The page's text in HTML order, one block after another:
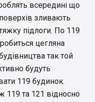
всередині що
зливають
підлоги. По 119
цегляна
так той
будуть
119 будинок.
119 та 121 відносно